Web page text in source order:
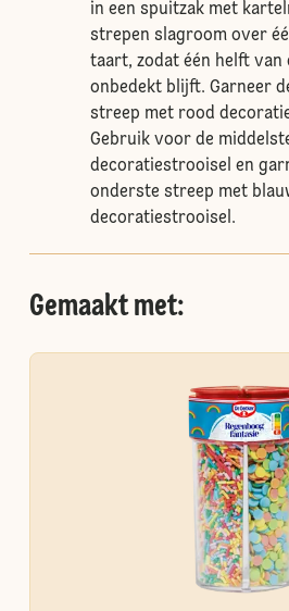
in een spuitzak met
strepen slagroom over
taart, zodat één helft van
onbedekt blijft. Garneer
streep met rood
Gebruik voor de
decoratiestrooisel en
onderste streep met
decoratiestrooisel.
Gemaakt met: